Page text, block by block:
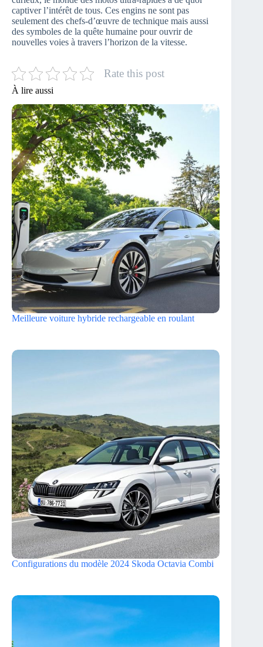
captiver l’intérêt de tous. Ces engins ne sont pas
seulement des chefs-d’œuvre de technique mais aussi
des symboles de la quête humaine pour ouvrir de
nouvelles voies à travers l’horizon de la vitesse.
Rate this post
À lire aussi
Meilleure voiture hybride rechargeable en roulant
Configurations du modèle 2024 Skoda Octavia Combi